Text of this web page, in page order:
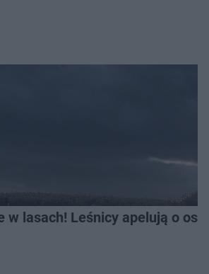
w lasach! Leśnicy apelują o